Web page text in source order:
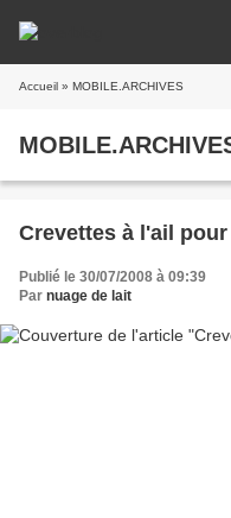
Accueil » MOBILE.ARCHIVES
Crevettes à l'ail
Publié le 30/07/2008 à 09:39
Par nuage de lait